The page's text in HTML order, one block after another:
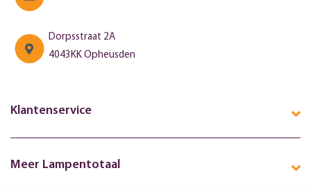
Dorpsstraat 2A
4043KK Opheusden
Klantenservice
Meer Lampentotaal